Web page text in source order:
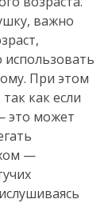
важно
использовать
При этом
как если
это может
—